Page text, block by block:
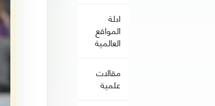
ادلة
المواقع
العالمية
مقالات
علمية